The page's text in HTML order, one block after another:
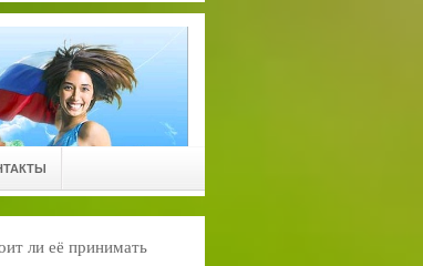
ли её принимать